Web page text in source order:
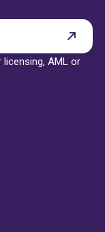
licensing, AML or